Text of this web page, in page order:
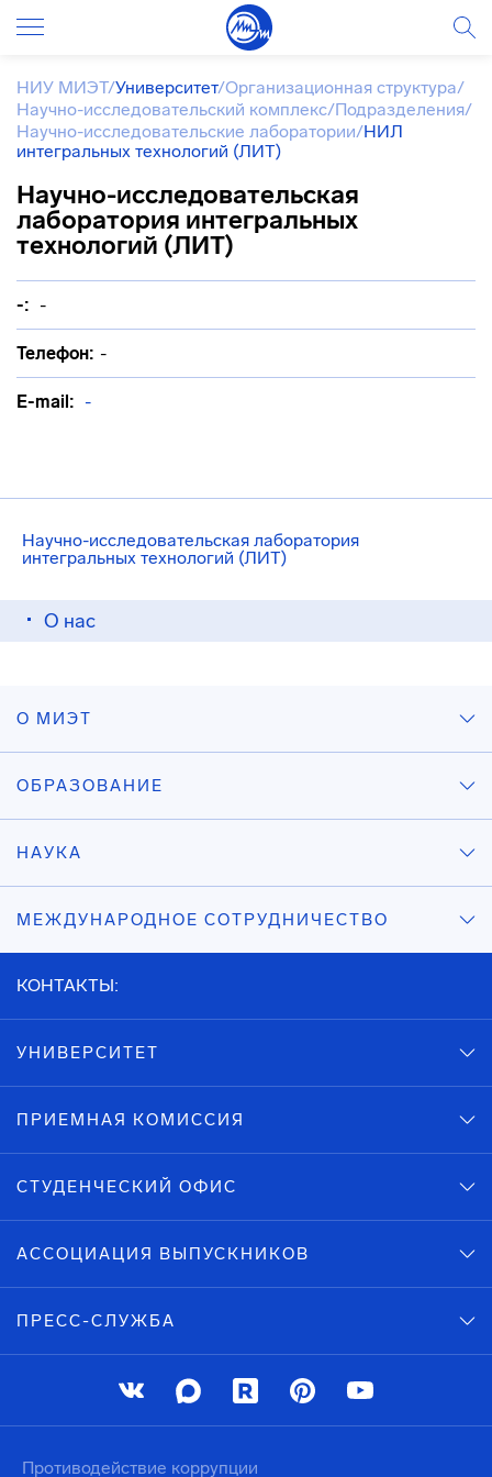
Научно-исследовательская лаборатория
интегральных технологий (ЛИТ)
О нас
НИУ МИЭТ/Университет/Организационная структура/
Научно-исследовательский комплекс/Подразделения/
Научно-исследовательские лаборатории/НИЛ
интегральных технологий (ЛИТ)
Научно-исследовательская
лаборатория интегральных
технологий (ЛИТ)
-: -
Телефон: -
E-mail: -
О МИЭТ
ОБРАЗОВАНИЕ
НАУКА
МЕЖДУНАРОДНОЕ СОТРУДНИЧЕСТВО
КОНТАКТЫ:
УНИВЕРСИТЕТ
ПРИЕМНАЯ КОМИССИЯ
СТУДЕНЧЕСКИЙ ОФИС
АССОЦИАЦИЯ ВЫПУСКНИКОВ
ПРЕСС-СЛУЖБА
Противодействие коррупции